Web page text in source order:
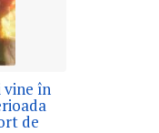
vine în
de